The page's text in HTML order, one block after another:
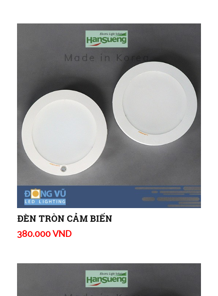
ĐÈN TRÒN CẢM BIẾN
380.000 VND